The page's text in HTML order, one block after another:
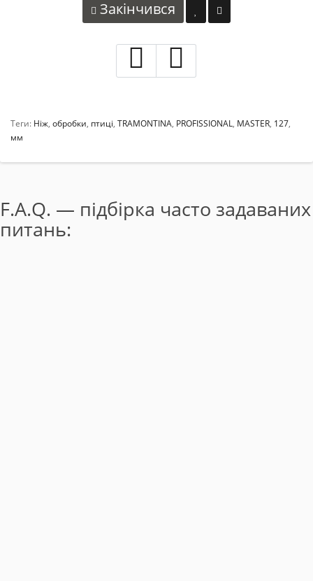
Закінчився
Теги: Ніж, обробки, птиці, TRAMONTINA, PROFISSIONAL, MASTER, 127,
мм
F.A.Q. — підбірка часто задаваних
питань: